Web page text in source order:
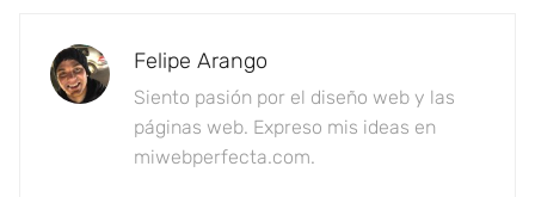
Felipe Arango
Siento pasión por el diseño web y las
páginas web. Expreso mis ideas en
miwebperfecta.com.